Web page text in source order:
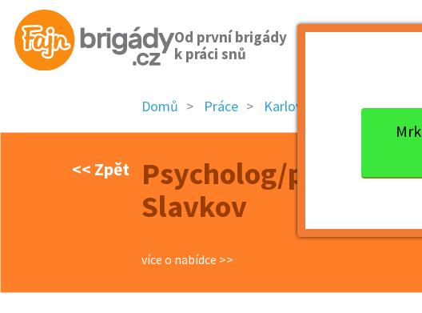
Od první brigády
k práci snů
Domů Práce Karlovarský kraj okres
<< Zpět
Psycholog/
Slavkov
více o nabídce >>